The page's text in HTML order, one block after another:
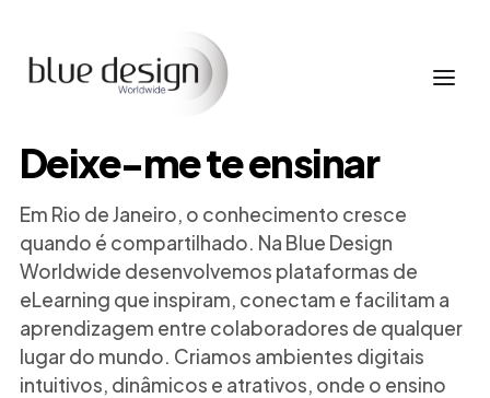
Deixe-me te ensinar
Em Rio de Janeiro, o conhecimento cresce
quando é compartilhado. Na Blue Design
Worldwide desenvolvemos plataformas de
eLearning que inspiram, conectam e facilitam a
aprendizagem entre colaboradores de qualquer
lugar do mundo. Criamos ambientes digitais
intuitivos, dinâmicos e atrativos, onde o ensino